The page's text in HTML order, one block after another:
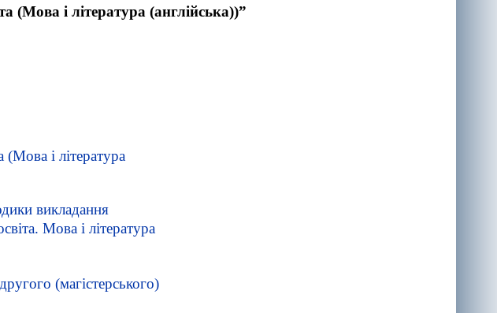
(Мова і література (англійська))”
(Мова і література
викладання
Мова і література
(магістерського)